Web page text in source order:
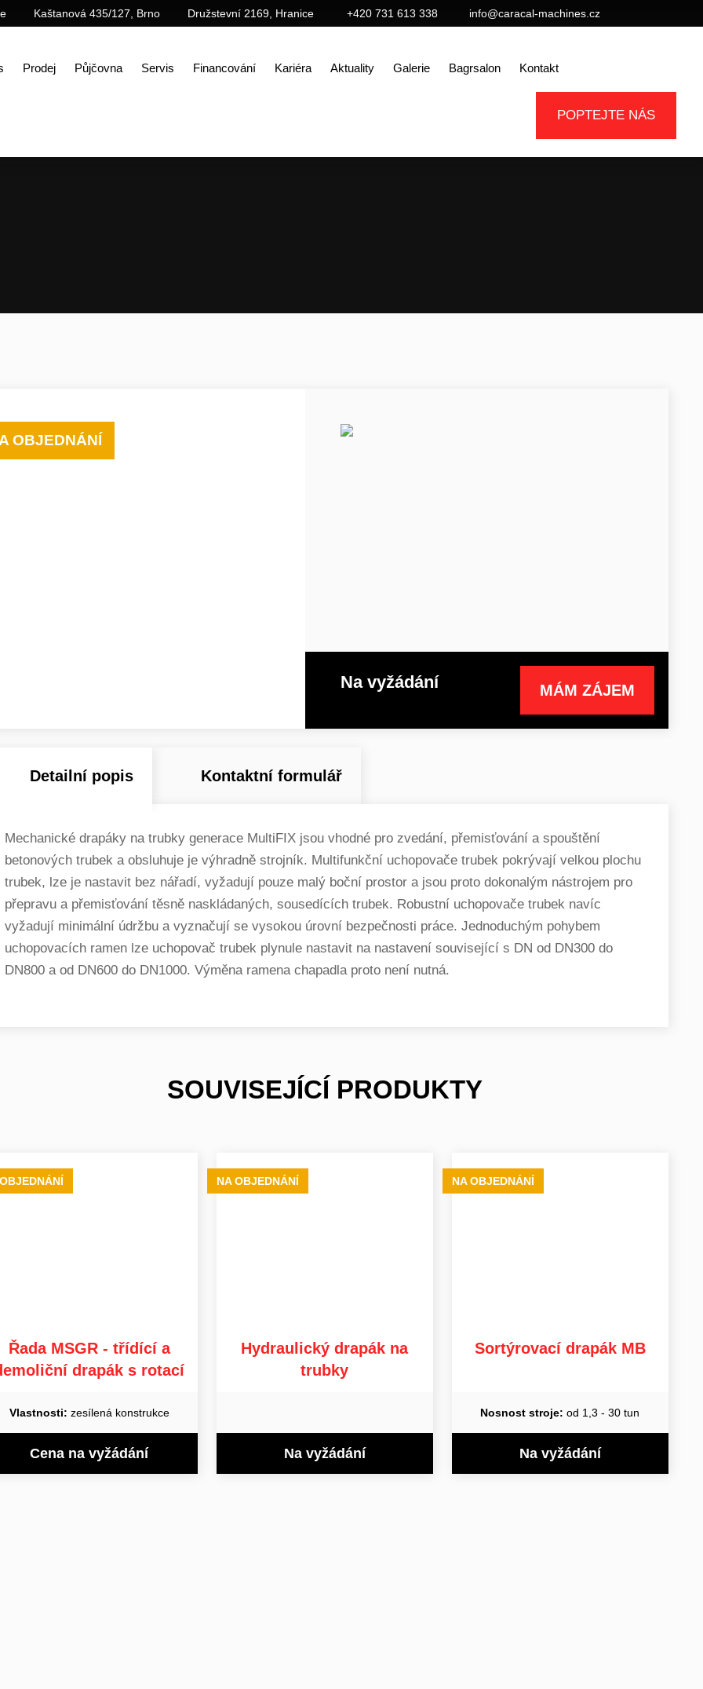
+420 731 613 338 info@caracal-machines.cz
Kaštanová 435/127, Brno Družstevní 2169, Hranice
Prodej Půjčovna Servis Financování Kariéra Aktuality Galerie Bagrsalon Kontakt
POPTEJTE NÁS
OBJEDNÁNÍ
Na vyžádání MÁM ZÁJEM
Detailní popis Kontaktní formulář
Mechanické drapáky na trubky generace MultiFIX jsou vhodné pro zvedání, přemisťování a spouštění
betonových trubek a obsluhuje je výhradně strojník. Multifunkční uchopovače trubek pokrývají velkou plochu
trubek, lze je nastavit bez nářadí, vyžadují pouze malý boční prostor a jsou proto dokonalým nástrojem pro
přepravu a přemisťování těsně naskládaných, sousedících trubek. Robustní uchopovače trubek navíc
vyžadují minimální údržbu a vyznačují se vysokou úrovní bezpečnosti práce. Jednoduchým pohybem
uchopovacích ramen lze uchopovač trubek plynule nastavit na nastavení související s DN od DN300 do
DN800 a od DN600 do DN1000. Výměna ramena chapadla proto není nutná.
SOUVISEJÍCÍ PRODUKTY
Řada MSGR - třídící a
drapák s rotací
Vlastnosti: zesílená konstrukce
Cena na vyžádání
NA OBJEDNÁNÍ
Hydraulický drapák na
trubky
Na vyžádání
NA OBJEDNÁNÍ
Sortýrovací drapák MB
Nosnost stroje: od 1,3 - 30 tun
Na vyžádání